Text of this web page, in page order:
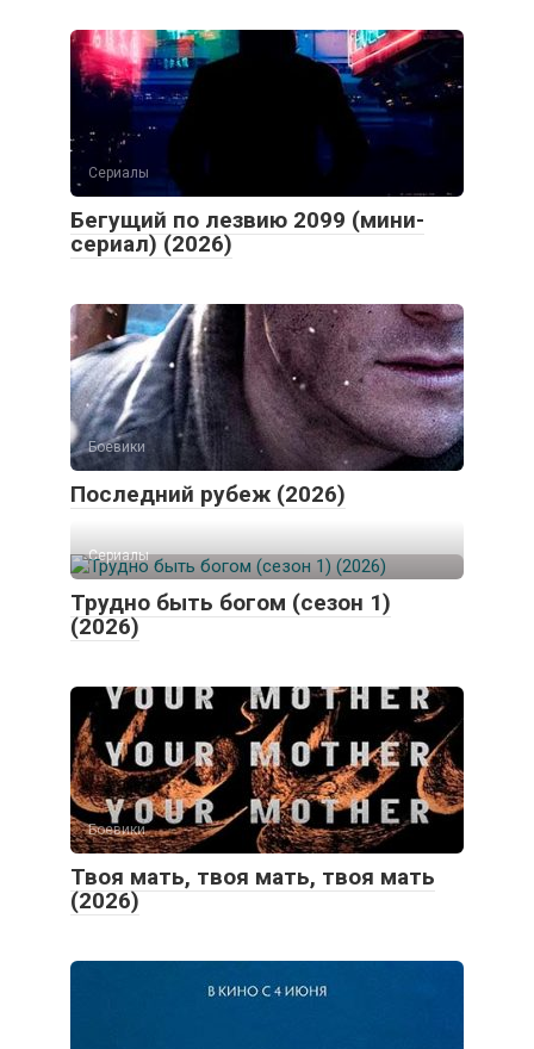
Сериалы
Бегущий по лезвию 2099 (мини-
сериал) (2026)
Боевики
Последний рубеж (2026)
Сериалы
Трудно быть богом (сезон 1)
(2026)
Боевики
Твоя мать, твоя мать, твоя мать
(2026)